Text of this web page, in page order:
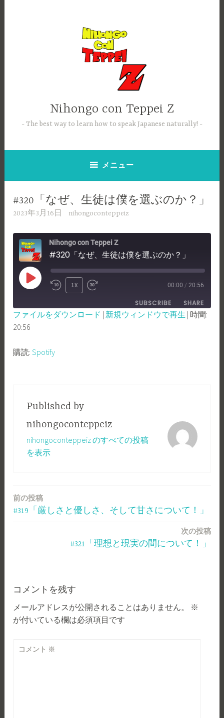
Nihongo con Teppei Z
The best way to learn how to speak Japanese naturally!
メニュー
#320「なぜ、生徒は僕を選ぶのか？」
2023年3月16日 nihongoconteppeiz
Nihongo con Teppei Z
#320「なぜ、生徒は僕を選ぶのか？」
PLAY
REWIND
10
SECONDS
1X
FAST
FORWARD
30
00:00 / 20:56
SUBSCRIBE SHARE
RSS FEED
SHARE
LINK
ファイルをダウンロード | 新規ウィンドウで再生 | 時間:
20:56
購読:Spotify
Published by
nihongoconteppeiz
nihongoconteppeiz のすべての投稿
を表示
投
ー
シ
ョ
ン
前の投稿
#319「厳しさと優しさ、そして甘さについて！」
次の投稿
#321「理想と現実の間について！」
コメントを残す
メールアドレスが公開されることはありません。
※
が付いている欄は必須項目です
コメント ※